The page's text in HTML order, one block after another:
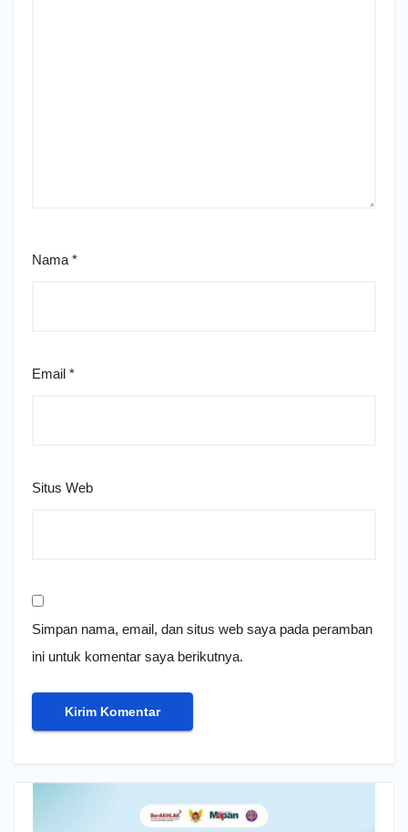
Nama *
Email *
Situs Web
Simpan nama, email, dan situs web saya pada peramban
ini untuk komentar saya berikutnya.